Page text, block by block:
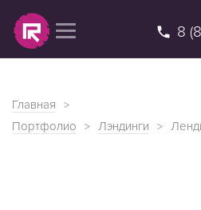
веб-студия
8
Главная
Портфолио
Лэндинги